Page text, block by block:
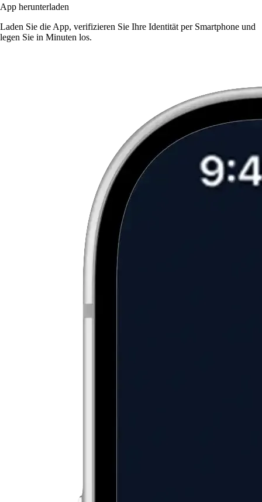
App herunterladen
Laden Sie die App, verifizieren Sie Ihre Identität per Smartphone und
legen Sie in Minuten los.